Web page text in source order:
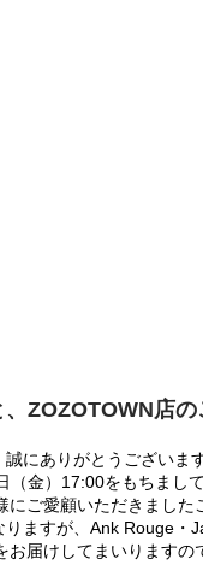
ZOZOTOWN店の
にありがとうございます
金）17:00をもちまし
ご愛顧いただきました
ますが、Ank Rouge
届けしてまいります